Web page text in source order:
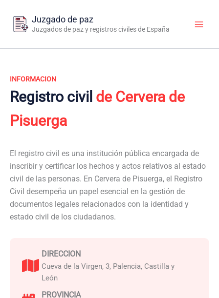
contenido
Juzgado de paz
Juzgados de paz y registros civiles de España
INFORMACION
Registro civil de Cervera de
Pisuerga
El registro civil es una institución pública encargada de
inscribir y certificar los hechos y actos relativos al estado
civil de las personas. En Cervera de Pisuerga, el Registro
Civil desempeña un papel esencial en la gestión de
documentos legales relacionados con la identidad y
estado civil de los ciudadanos.
DIRECCION
Cueva de la Virgen, 3, Palencia, Castilla y
León
PROVINCIA